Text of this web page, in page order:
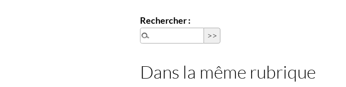
Rechercher :
Dans la même rubrique